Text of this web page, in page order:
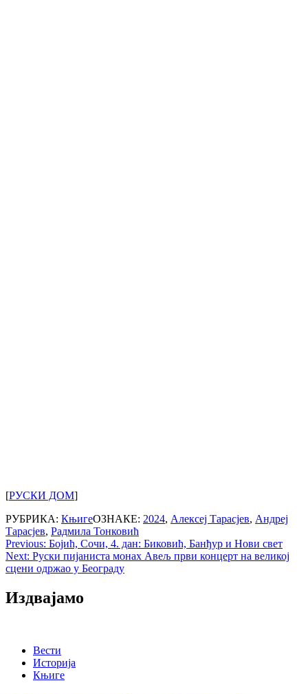
[РУСКИ ДОМ]
РУБРИКА: КњигеОЗНАКЕ: 2024, Алексеј Тарасјев, Андреј
Тарасјев, Радмила Тонковић
Post
navigation
Previous: Бојић, Сочи, 4. дан: Биковић, Банђур и Нови свет
Next: Руски пијаниста монах Авељ први концерт на великој
сцени одржао у Београду
Издвајамо
Вести
Историја
Књиге